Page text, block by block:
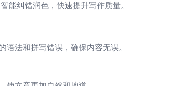
能纠错润色，快速提升写作质量。
语法和拼写错误，确保内容无误。